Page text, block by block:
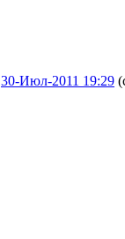
30-Июл-2011 19:29